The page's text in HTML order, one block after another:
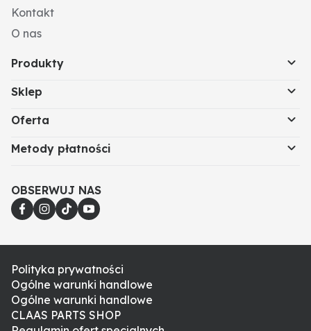
Kontakt
O nas
Produkty
Sklep
Oferta
Metody płatności
OBSERWUJ NAS
Polityka prywatności
Ogólne warunki handlowe
Ogólne warunki handlowe
CLAAS PARTS SHOP